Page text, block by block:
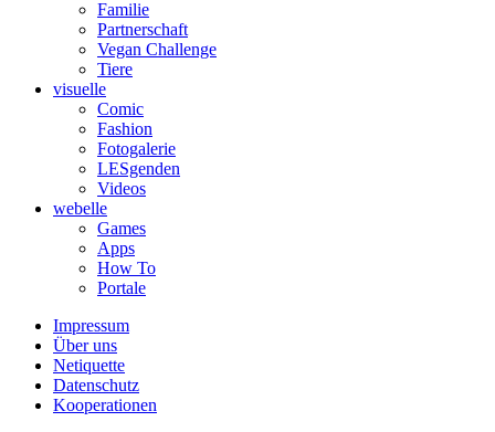
Familie
Partnerschaft
Vegan Challenge
Tiere
visuelle
Comic
Fashion
Fotogalerie
LESgenden
Videos
webelle
Games
Apps
How To
Portale
Impressum
Über uns
Netiquette
Datenschutz
Kooperationen